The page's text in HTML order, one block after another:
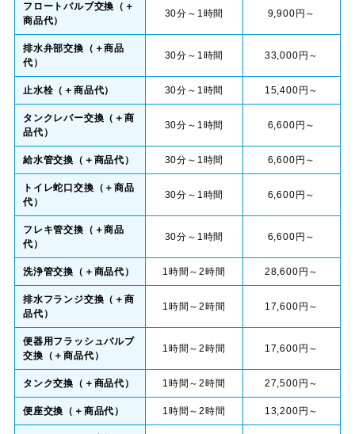
フロートバルブ交換（＋
商品代）
30分～1時間 9,900円～
排水弁部交換（＋商品
代）
30分～1時間 33,000円～
止水栓（＋商品代） 30分～1時間 15,400円～
タンクレバー交換（＋商
品代）
30分～1時間 6,600円～
給水管交換（＋商品代） 30分～1時間 6,600円～
トイレ蛇口交換（＋商品
代）
30分～1時間 6,600円～
フレキ管交換（＋商品
代）
30分～1時間 6,600円～
洗浄管交換（＋商品代） 1時間～2時間 28,600円～
排水フランジ交換（＋商
品代）
1時間～2時間 17,600円～
便器用フラッシュバルブ
交換（＋商品代）
1時間～2時間 17,600円～
タンク交換（＋商品代） 1時間～2時間 27,500円～
便座交換（＋商品代） 1時間～2時間 13,200円～